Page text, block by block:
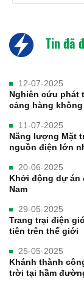
Tin đã
12-07-2025
Nghiên cứu phát
cảng hàng
11-07-2025
Năng lượng Mặt
nguồn điện lớn
20-06-2025
Khởi động dự án
Nam
29-05-2025
Trang trại điện
tiên trên thế giới
25-05-2025
Khánh thành
trời tại hầm